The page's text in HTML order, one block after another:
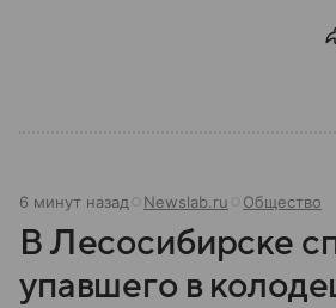
России, какие задачи выполняет
6 минут назад Newslab.ru Общество
В Лесосибирске
упавшего в